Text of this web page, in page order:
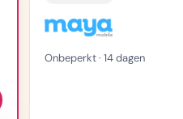
Onbeperkt · 14 dagen